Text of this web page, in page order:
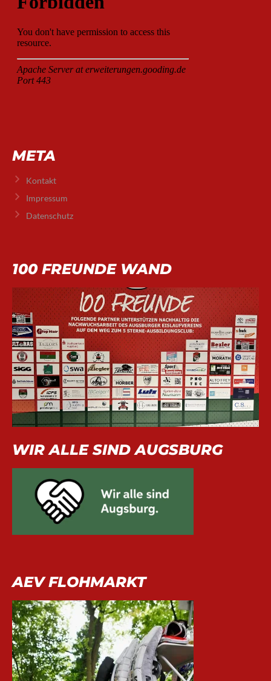
META
Kontakt
Impressum
Datenschutz
100 FREUNDE WAND
WIR ALLE SIND AUGSBURG
AEV FLOHMARKT